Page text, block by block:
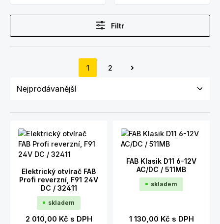
Filtr
Strana
1
Strana
2
Elektrický otvírač FAB
Profi reverzní, F91 24V
DC / 32411
skladem
2 010,00 Kč s DPH
FAB Klasik D11 6-12V
AC/DC / 511MB
skladem
1 130,00 Kč s DPH